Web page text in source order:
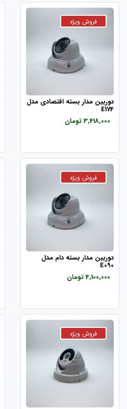
دوربین مدار بسته اقتصادی مدل
E174
3,418,000 تومان
دوربین مدار بسته دام مدل
E090
4,100,000 تومان